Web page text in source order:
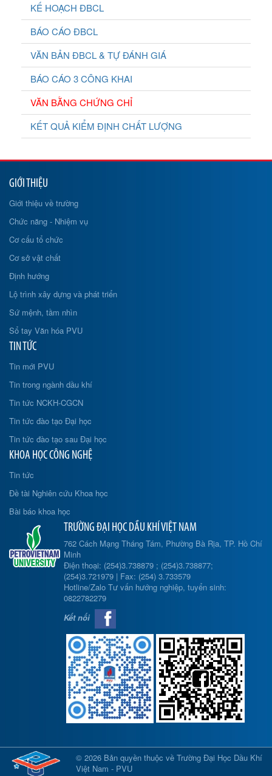
KẾ HOẠCH ĐBCL
BÁO CÁO ĐBCL
VĂN BẢN ĐBCL & TỰ ĐÁNH GIÁ
BÁO CÁO 3 CÔNG KHAI
VĂN BẰNG CHỨNG CHỈ
KẾT QUẢ KIỂM ĐỊNH CHẤT LƯỢNG
GIỚI THIỆU
Giới thiệu về trường
Chức năng - Nhiệm vụ
Cơ cấu tổ chức
Cơ sở vật chất
Định hướng
Lộ trình xây dựng và phát triển
Sứ mệnh, tầm nhìn
Sổ tay Văn hóa PVU
TIN TỨC
Tin mới PVU
Tin trong ngành dầu khí
Tin tức NCKH-CGCN
Tin tức đào tạo Đại học
Tin tức đào tạo sau Đại học
KHOA HỌC CÔNG NGHỆ
Tin tức
Đề tài Nghiên cứu Khoa học
Bài báo khoa học
TRƯỜNG ĐẠI HỌC DẦU KHÍ VIỆT NAM
762 Cách Mạng Tháng Tám, Phường Bà Rịa, TP. Hồ Chí
Minh
Điện thoại: (254)3.738879 ; (254)3.738877;
(254)3.721979 | Fax: (254) 3.733579
Hotline/Zalo Tư vấn hướng nghiệp, tuyển sinh:
0822782279
Kết nối
© 2026 Bản quyền thuộc về Trường Đại Học Dầu Khí
Việt Nam - PVU